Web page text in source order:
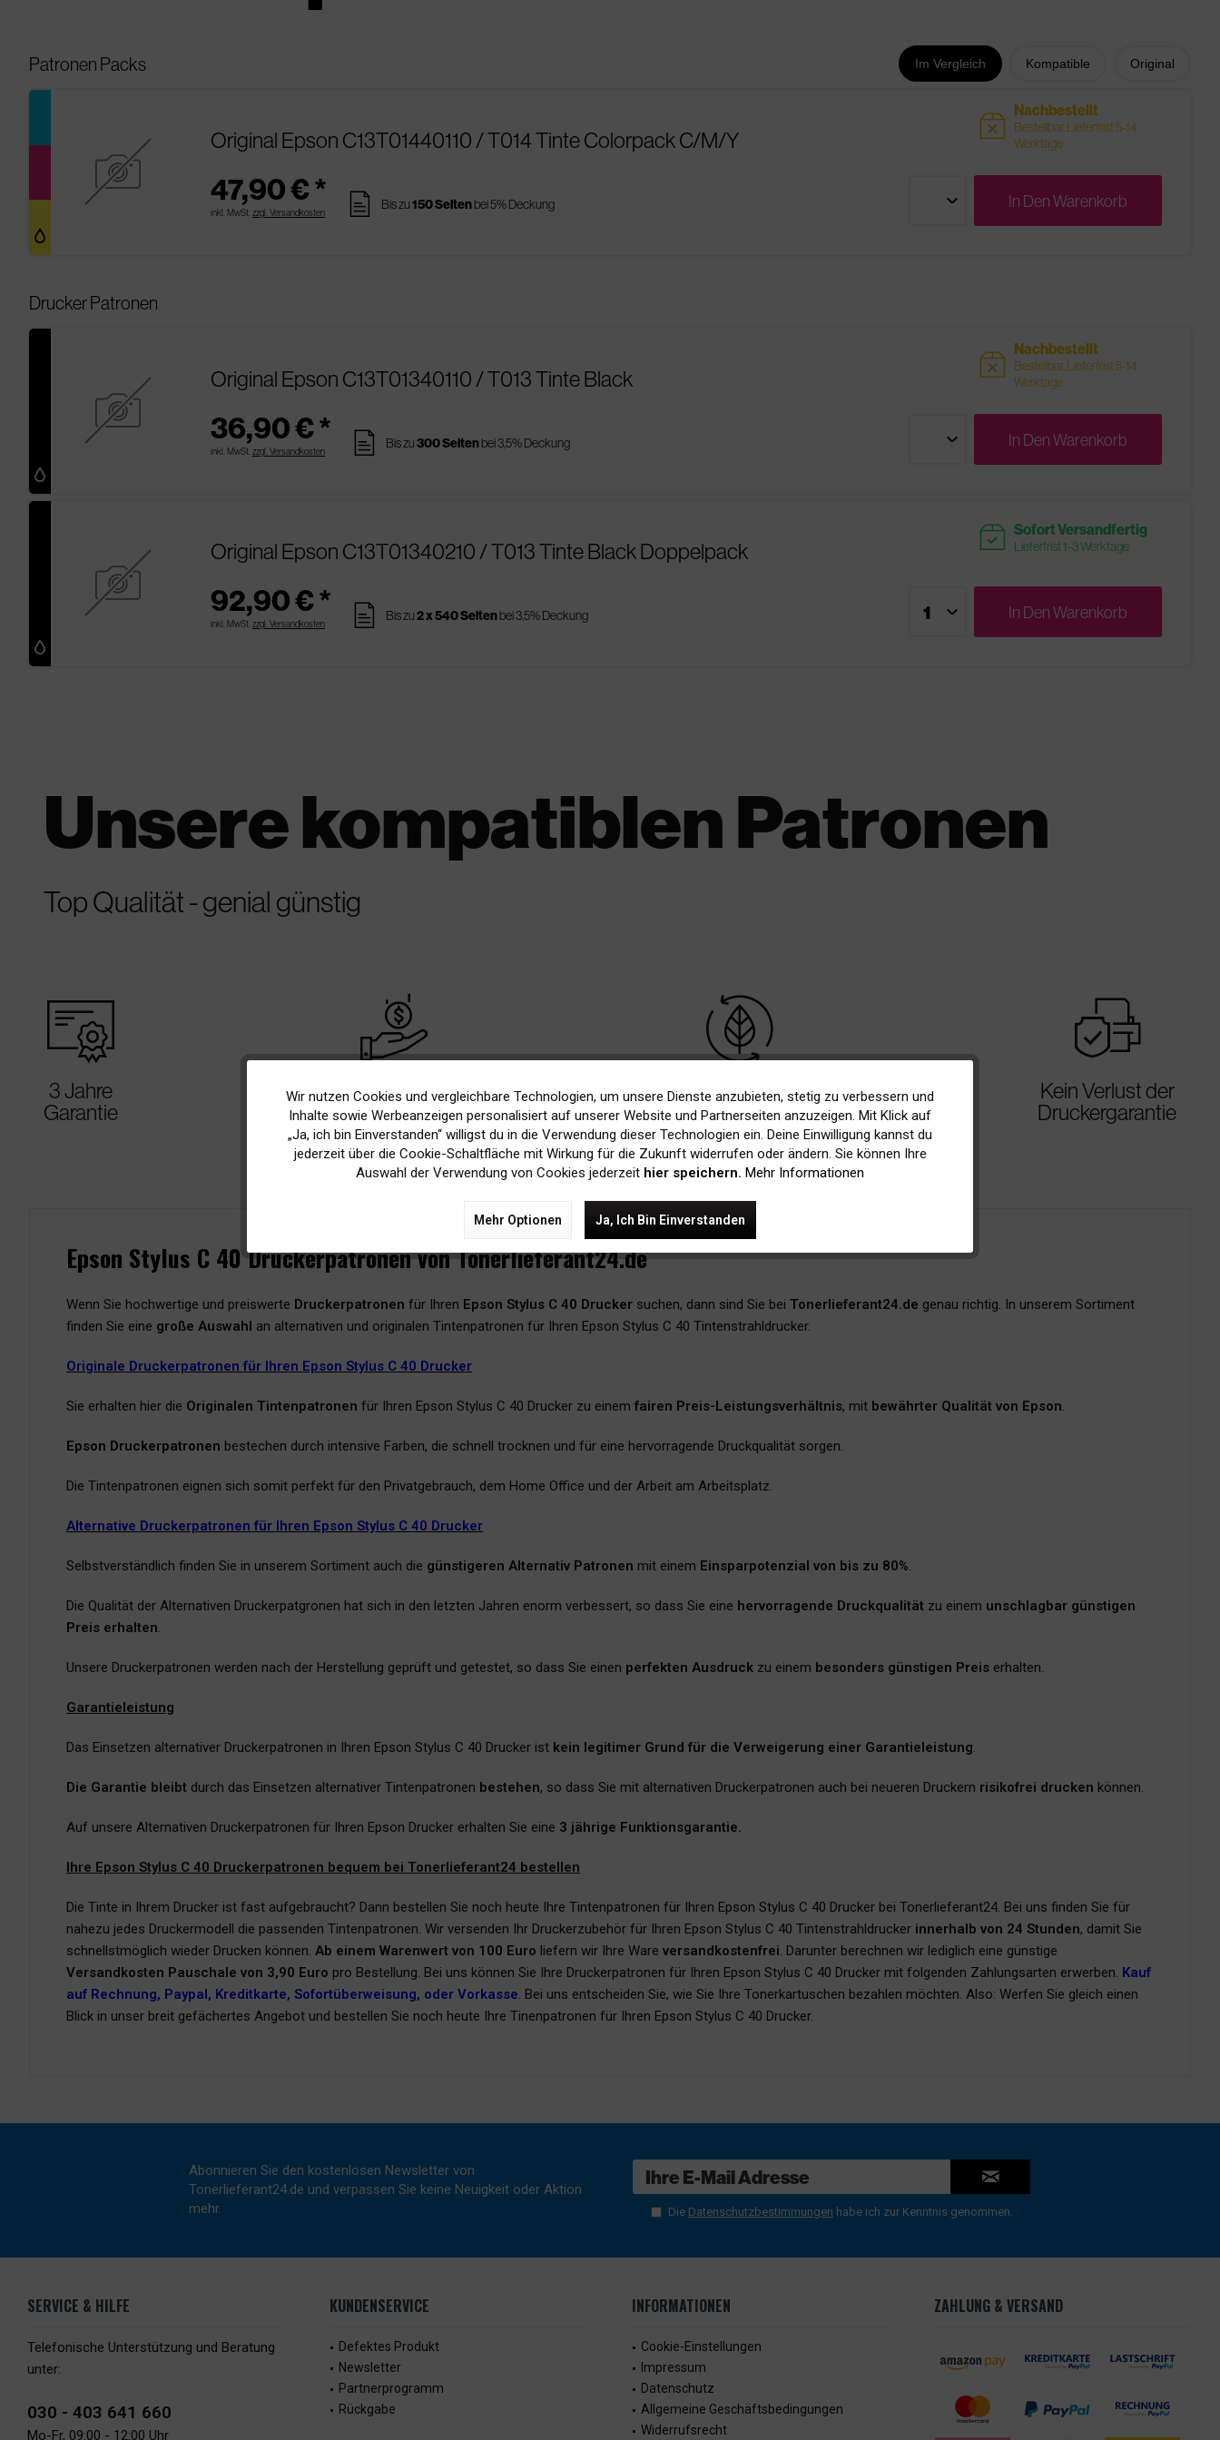
Im Vergleich Kompatible Original
Patronen Packs
Original Epson C13T01440110 / T014 Tinte Colorpack C/M/Y
47,90 € *
inkl. MwSt. zzgl. Versandkosten pages Bis zu150 Seitenbei 5% Deckung
sold Nachbestellt
Bestellbar, Lieferfrist 5-14
Werktage
In DenWarenkorb
Drucker Patronen
Original Epson C13T01340110 / T013 Tinte Black
36,90 € *
inkl. MwSt. zzgl. Versandkosten pages Bis zu300 Seitenbei 3,5% Deckung
sold Nachbestellt
Bestellbar, Lieferfrist 5-14
Werktage
In DenWarenkorb
Original Epson C13T01340210 / T013 Tinte Black Doppelpack
92,90 € *
inkl. MwSt. zzgl. Versandkosten pages Bis zu2 x 540 Seitenbei 3,5% Deckung
readytoship Sofort Versandfertig
Lieferfrist 1-3 Werktage
In DenWarenkorb
Unsere kompatiblen Patronen
Top Qualität - genial günstig
warranty_certificate
3 Jahre
Garantie
best_price
Bis zu 90%
günstiger
sustainable
Nachhaltig dank
Recycling
warranty
Kein Verlust der
Druckergarantie
Epson Stylus C 40 Druckerpatronen von Tonerlieferant24.de
Wenn Sie hochwertige und preiswerte Druckerpatronen für Ihren Epson Stylus C 40 Drucker suchen, dann sind Sie bei Tonerlieferant24.de genau richtig. In unserem Sortiment
finden Sie eine große Auswahl an alternativen und originalen Tintenpatronen für Ihren Epson Stylus C 40 Tintenstrahldrucker.
Originale Druckerpatronen für Ihren Epson Stylus C 40 Drucker
Sie erhalten hier die Originalen Tintenpatronen für Ihren Epson Stylus C 40 Drucker zu einem fairen Preis-Leistungsverhältnis, mit bewährter Qualität von Epson.
Epson Druckerpatronen bestechen durch intensive Farben, die schnell trocknen und für eine hervorragende Druckqualität sorgen.
Die Tintenpatronen eignen sich somit perfekt für den Privatgebrauch, dem Home Office und der Arbeit am Arbeitsplatz.
Alternative Druckerpatronen für Ihren Epson Stylus C 40 Drucker
Selbstverständlich finden Sie in unserem Sortiment auch die günstigeren Alternativ Patronen mit einem Einsparpotenzial von bis zu 80%.
Die Qualität der Alternativen Druckerpatgronen hat sich in den letzten Jahren enorm verbessert, so dass Sie eine hervorragende Druckqualität zu einem unschlagbar günstigen
Preis erhalten.
Unsere Druckerpatronen werden nach der Herstellung geprüft und getestet, so dass Sie einen perfekten Ausdruck zu einem besonders günstigen Preis erhalten.
Garantieleistung
Das Einsetzen alternativer Druckerpatronen in Ihren Epson Stylus C 40 Drucker ist kein legitimer Grund für die Verweigerung einer Garantieleistung.
Die Garantie bleibt durch das Einsetzen alternativer Tintenpatronen bestehen, so dass Sie mit alternativen Druckerpatronen auch bei neueren Druckern risikofrei drucken können.
Auf unsere Alternativen Druckerpatronen für Ihren Epson Drucker erhalten Sie eine 3 jährige Funktionsgarantie.
Ihre Epson Stylus C 40 Druckerpatronen bequem bei Tonerlieferant24 bestellen
Die Tinte in Ihrem Drucker ist fast aufgebraucht? Dann bestellen Sie noch heute Ihre Tintenpatronen für Ihren Epson Stylus C 40 Drucker bei Tonerlieferant24. Bei uns finden Sie für
nahezu jedes Druckermodell die passenden Tintenpatronen. Wir versenden Ihr Druckerzubehör für Ihren Epson Stylus C 40 Tintenstrahldrucker innerhalb von 24 Stunden, damit Sie
schnellstmöglich wieder Drucken können. Ab einem Warenwert von 100 Euro liefern wir Ihre Ware versandkostenfrei. Darunter berechnen wir lediglich eine günstige
Versandkosten Pauschale von 3,90 Euro pro Bestellung. Bei uns können Sie Ihre Druckerpatronen für Ihren Epson Stylus C 40 Drucker mit folgenden Zahlungsarten erwerben. Kauf
auf Rechnung, Paypal, Kreditkarte, Sofortüberweisung, oder Vorkasse. Bei uns entscheiden Sie, wie Sie Ihre Tonerkartuschen bezahlen möchten. Also: Werfen Sie gleich einen
Blick in unser breit gefächertes Angebot und bestellen Sie noch heute Ihre Tinenpatronen für Ihren Epson Stylus C 40 Drucker.
Abonnieren Sie den kostenlosen Newsletter von
Tonerlieferant24.de und verpassen Sie keine Neuigkeit oder Aktion
mehr.
Die Datenschutzbestimmungen habe ich zur Kenntnis genommen.
SERVICE & HILFE
Telefonische Unterstützung und Beratung
unter:
030 - 403 641 660
Mo-Fr, 09:00 - 12:00 Uhr
KUNDENSERVICE
Defektes Produkt
Newsletter
Partnerprogramm
Rückgabe
INFORMATIONEN
Cookie-Einstellungen
Impressum
Datenschutz
Allgemeine Geschäftsbedingungen
Widerrufsrecht
ZAHLUNG & VERSAND
Funktionale Aktiv
Marketing Inaktiv
Wir nutzen Cookies und vergleichbare Technologien, um unsere Dienste anzubieten, stetig zu verbessern und
Inhalte sowie Werbeanzeigen personalisiert auf unserer Website und Partnerseiten anzuzeigen. Mit Klick auf
„Ja, ich bin Einverstanden“ willigst du in die Verwendung dieser Technologien ein. Deine Einwilligung kannst du
jederzeit über die Cookie-Schaltfläche mit Wirkung für die Zukunft widerrufen oder ändern. Sie können Ihre
Auswahl der Verwendung von Cookies jederzeit hier speichern. Mehr Informationen
Mehr Optionen Ja, Ich Bin Einverstanden